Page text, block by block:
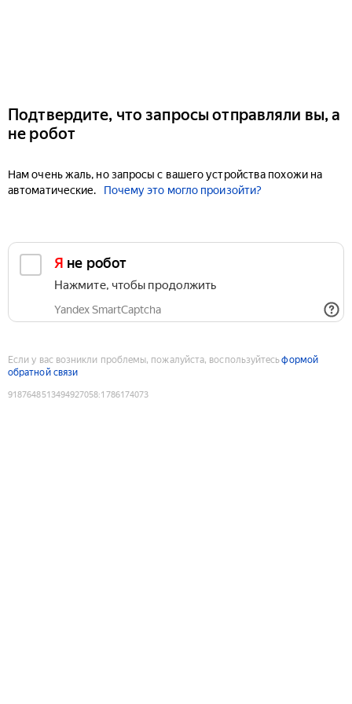
Подтвердите, что запросы отправляли вы, а
не робот
Нам очень жаль, но запросы с вашего устройства похожи на
автоматические.
Почему это могло произойти?
Я не робот
Нажмите, чтобы продолжить
Yandex SmartCaptcha
Если у вас возникли проблемы, пожалуйста, воспользуйтесьформой
обратной связи
9187648513494927058:1786174073